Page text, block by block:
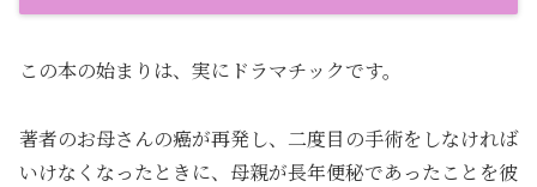
この本の始まりは、実にドラマチックです。
著者のお母さんの癌が再発し、二度目の手術をしなければ
いけなくなったときに、母親が長年便秘であったことを彼